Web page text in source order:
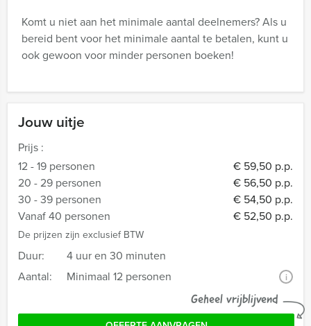
Jouw uitje
Prijs :
12 - 19 personen
€ 59,50 p.p.
20 - 29 personen
€ 56,50 p.p.
30 - 39 personen
€ 54,50 p.p.
Vanaf 40 personen
€ 52,50 p.p.
De prijzen zijn exclusief BTW
Duur:
4 uur en 30 minuten
Aantal:
Minimaal 12 personen i
Geheel vrijblijvend
Komt u niet aan het minimale aantal deelnemers? Als u
bereid bent voor het minimale aantal te betalen, kunt u
ook gewoon voor minder personen boeken!